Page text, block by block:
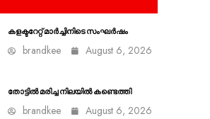
കളക്ടറേറ്റ് മാർച്ചിനിടെ സംഘർഷം
brandkee August 6, 2026
തോട്ടിൽ മരിച്ച നിലയിൽ കണ്ടെത്തി
brandkee August 6, 2026